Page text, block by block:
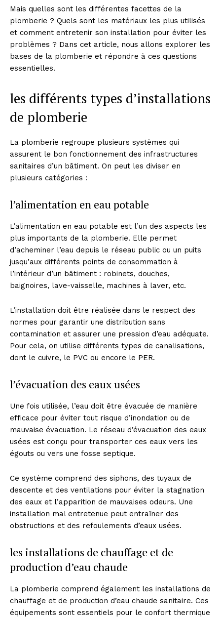
Mais quelles sont les différentes facettes de la
plomberie ? Quels sont les matériaux les plus utilisés
et comment entretenir son installation pour éviter les
problèmes ? Dans cet article, nous allons explorer les
bases de la plomberie et répondre à ces questions
essentielles.
les différents types d’installations
de plomberie
La plomberie regroupe plusieurs systèmes qui
assurent le bon fonctionnement des infrastructures
sanitaires d’un bâtiment. On peut les diviser en
plusieurs catégories :
l’alimentation en eau potable
L’alimentation en eau potable est l’un des aspects les
plus importants de la plomberie. Elle permet
d’acheminer l’eau depuis le réseau public ou un puits
jusqu’aux différents points de consommation à
l’intérieur d’un bâtiment : robinets, douches,
baignoires, lave-vaisselle, machines à laver, etc.
L’installation doit être réalisée dans le respect des
normes pour garantir une distribution sans
contamination et assurer une pression d’eau adéquate.
Pour cela, on utilise différents types de canalisations,
dont le cuivre, le PVC ou encore le PER.
l’évacuation des eaux usées
Une fois utilisée, l’eau doit être évacuée de manière
efficace pour éviter tout risque d’inondation ou de
mauvaise évacuation. Le réseau d’évacuation des eaux
usées est conçu pour transporter ces eaux vers les
égouts ou vers une fosse septique.
Ce système comprend des siphons, des tuyaux de
descente et des ventilations pour éviter la stagnation
des eaux et l’apparition de mauvaises odeurs. Une
installation mal entretenue peut entraîner des
obstructions et des refoulements d’eaux usées.
les installations de chauffage et de
production d’eau chaude
La plomberie comprend également les installations de
chauffage et de production d’eau chaude sanitaire. Ces
équipements sont essentiels pour le confort thermique